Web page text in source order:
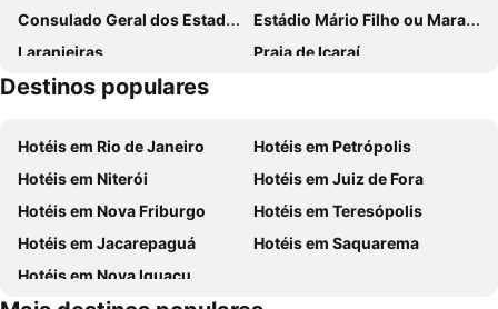
Pousada Cascata dos Amores
Recanto Dos Vianas
Varzea Palace Hotel
Spa e Hotel Fazenda Gaura Mandir
Pousada Greenland
Pousada Videira de Teresópolis
Country Ville Hotel
Do Prado
Fazenda Piloes
La Belle Provence
Consulado Geral dos Estados Unidos
Estádio Mário Filho ou Maracanã
Laranjeiras
Praia de Icaraí
Glória
Santa Teresa
Arcos da Lapa
Norte Shopping
Praia de Itacoatiara
Aldeia de Arcozelo
Sambódromo
Parque Nacional da Serra dos Órgãos
Dedo de Deus
Rua Teresa
Destinos populares
Hotéis em Rio de Janeiro
Hotéis em Petrópolis
Hotéis em Niterói
Hotéis em Juiz de Fora
Hotéis em Nova Friburgo
Hotéis em Teresópolis
Hotéis em Jacarepaguá
Hotéis em Saquarema
Hotéis em Nova Iguaçu